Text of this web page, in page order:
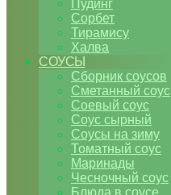
Пудинг
Сорбет
Тирамису
Халва
СОУСЫ
Сборник соусов
Сметанный соус
Соевый соус
Соус сырный
Соусы на зиму
Томатный соус
Маринады
Чесночный соус
Блюда в соусе